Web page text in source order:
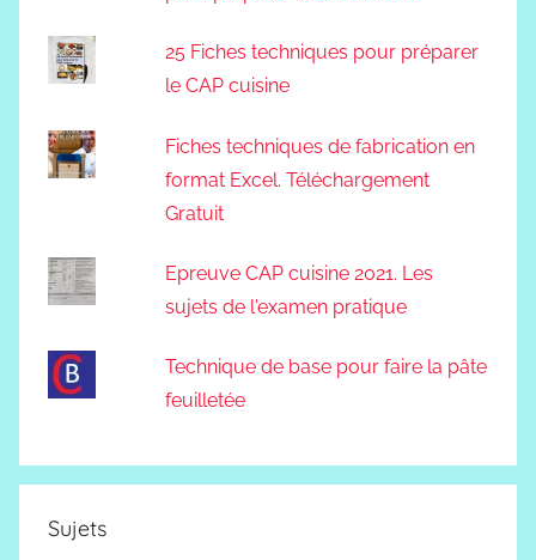
25 Fiches techniques pour préparer
le CAP cuisine
Fiches techniques de fabrication en
format Excel. Téléchargement
Gratuit
Epreuve CAP cuisine 2021. Les
sujets de l'examen pratique
Technique de base pour faire la pâte
feuilletée
Sujets